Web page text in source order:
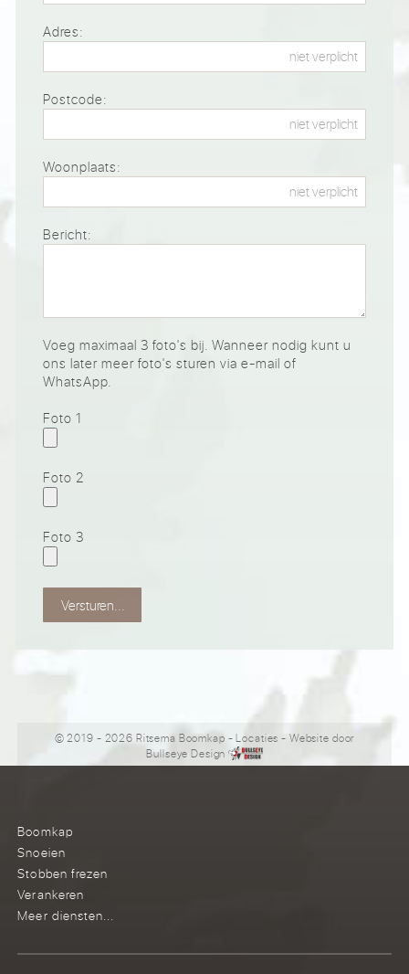
Adres:
Postcode:
Woonplaats:
Bericht:
Voeg maximaal 3 foto's bij. Wanneer nodig kunt u
ons later meer foto's sturen via e-mail of
WhatsApp.
Foto 1
Foto 2
Foto 3
Versturen...
© 2019 - 2026 Ritsema Boomkap -Locaties - Website door
Bullseye Design
Boomkap
Snoeien
Stobben frezen
Verankeren
Meer diensten...